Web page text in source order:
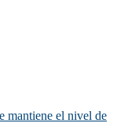
mantiene el nivel de